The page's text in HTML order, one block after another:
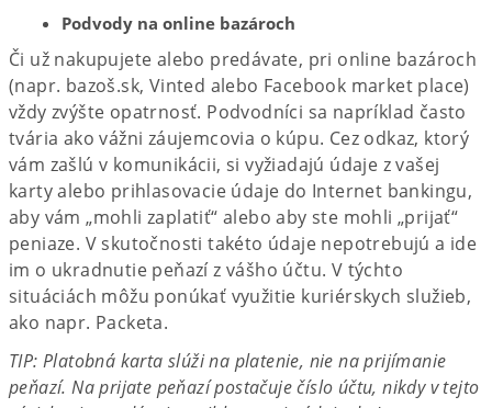
Podvody na online bazároch​
Či už nakupujete alebo predávate, pri online bazároch
(napr. bazoš.sk, Vinted alebo Facebook market place)
vždy zvýšte opatrnosť. Podvodníci sa napríklad často
tvária ako vážni záujemcovia o kúpu. Cez odkaz, ktorý
vám zašlú v komunikácii, si vyžiadajú údaje z vašej
karty alebo prihlasovacie údaje do Internet bankingu,
aby vám „mohli zaplatiť“ alebo aby ste mohli „prijať“
peniaze. V skutočnosti takéto údaje nepotrebujú a ide
im o ukradnutie peňazí z vášho účtu. V týchto
situáciách môžu ponúkať využitie kuriérskych služieb,
ako napr. Packeta.
TIP: Platobná karta slúži na platenie, nie na prijímanie
peňazí. Na prijate peňazí postačuje číslo účtu, nikdy v tejto